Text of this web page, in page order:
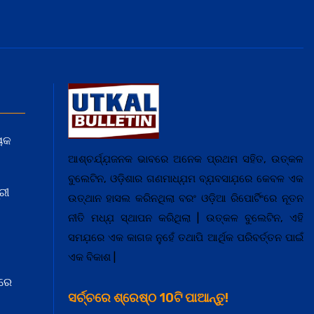
ଆଶ୍ଚର୍ଯ୍ଯ଼ଜନକ ଭାବରେ ଅନେକ ପ୍ରଥମ ସହିତ, ଉତ୍କଳ
ବୁଲେଟିନ, ଓଡ଼ିଶାର ଗଣମାଧ୍ଯ଼ମ ବ୍ଯ଼ବସାଯ଼ରେ କେବଳ ଏକ
ଉତ୍ଥାନ ହାସଲ କରିନଥିଲା ବରଂ ଓଡ଼ିଆ ରିପୋର୍ଟିଂରେ ନୂତନ
ନୀତି ମଧ୍ଯ଼ ସ୍ଥାପନ କରିଥିଲା | ଉତ୍କଳ ବୁଲେଟିନ, ଏହି
ସମଯ଼ରେ ଏକ କାଗଜ ନୁହେଁ ତଥାପି ଆର୍ଥିକ ପରିବର୍ତ୍ତନ ପାଇଁ
ଏକ ବିକାଶ |
ସର୍ଚ୍ଚରେ ଶ୍ରେଷ୍ଠ 10ଟି ପାଆନ୍ତୁ!